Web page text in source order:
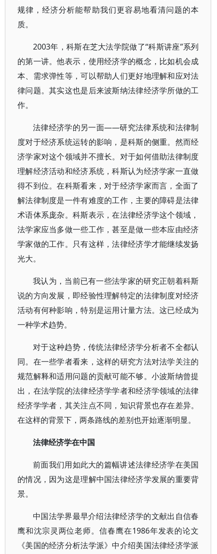
规律，经济分析能帮助我们更容易地看清问题的本
质。
2003年，科斯在芝大法学院做了“科斯讲座”系列
的第一讲。他表示，使用经济学的概念，比如机会成
本、需求弹性等，可以帮助人们更好地理解和应对法
律问题。其实这也是后来波斯纳法律经济学所做的工
作。
法律经济学的另一面——研究法律系统和法律制
度对于经济系统运转的影响，是科斯的侧重。然而经
济学家对这个领域并不擅长。对于如何借助法律制度
理解经济活动和经济系统，科斯认为经济学家一直做
得不到位。在科斯看来，对于经济学家而言，全面了
解法律制度是一件有难度的工作，主要的障碍是法律
术语体系庞杂。科斯表示，在法律经济学这个领域，
法学家应当多做一些工作，甚至是做一些本应由经济
学家做的工作。只有这样，法律经济学才能继续发扬
光大。
我认为，当前已有一些法学家的研究正朝着科斯
说的方向发展，即经验性理解特定的法律制度对经济
活动有何种影响，特别是运用计量方法。这已经成为
一种学术趋势。
对于这种趋势，传统法律经济学分析者不全都认
同。在一些学者看来，这样的研究方法对法学关注的
规范解释和适用问题的贡献可能不够。小波斯纳曾提
出，在法学院的法律经济学学者和经济学领域的法律
经济学学者，其关注点不同，知识背景也存在差异。
在这样的背景下，两条路线的差别也开始逐渐明显。
法律经济学在中国
前面我们用如此大的篇幅讲述法律经济学在美国
的情况，因为这是理解中国法律经济学发展的重要背
景。
中国法学界最早介绍法律经济学的文献出自信春
鹰和沈宗灵两位老师。信春鹰在1986年发表的论文
《美国的经济分析法学派》中介绍美国法律经济学派